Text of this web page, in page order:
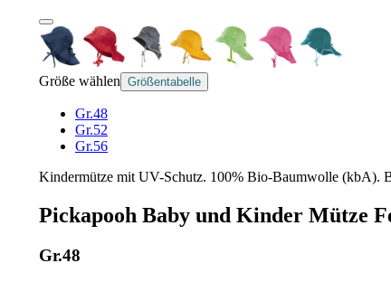
Größe wählen Größentabelle
Gr.48
Gr.52
Gr.56
Kindermütze mit UV-Schutz. 100% Bio-Baumwolle (kbA).
Pickapooh Baby und Kinder Mütze
Gr.48